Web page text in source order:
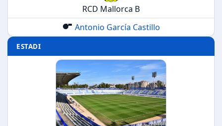
RCD Mallorca B
Antonio García Castillo
ESTADI